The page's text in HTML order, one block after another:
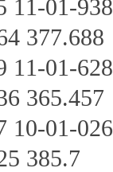
11-01-
377.688
11-01-
365.457
10-01-
385.7